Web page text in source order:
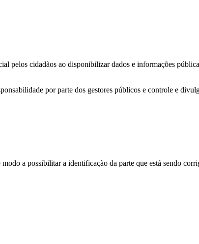
cidadãos ao disponibilizar dados e informações
por parte dos gestores públicos e controle e
a possibilitar a identificação da parte que está sendo